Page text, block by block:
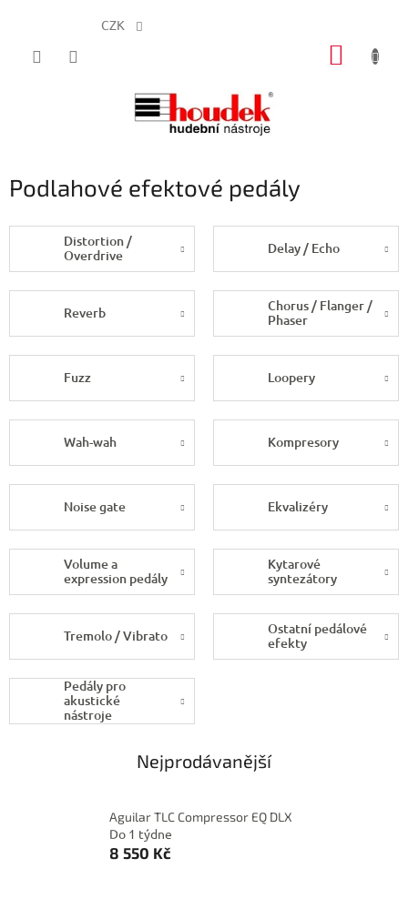
CZK
Podlahové efektové pedály
Distortion /
Overdrive
Delay / Echo
Reverb
Chorus / Flanger /
Phaser
Fuzz Loopery
Wah-wah Kompresory
Noise gate Ekvalizéry
Volume a
expression pedály
Kytarové
syntezátory
Tremolo / Vibrato
Ostatní pedálové
efekty
Pedály pro
akustické
nástroje
Nejprodávanější
Aguilar TLC Compressor EQ DLX
Do 1 týdne
8 550 Kč